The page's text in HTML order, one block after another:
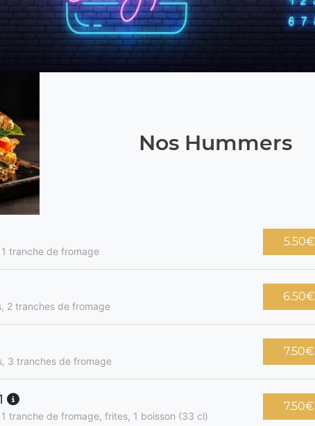
Nos Hummers
tranche de fromage
5.50€
2 tranches de fromage
6.50€
3 tranches de fromage
7.50€
tranche de fromage, frites, 1 boisson (33 cl)
7.50€